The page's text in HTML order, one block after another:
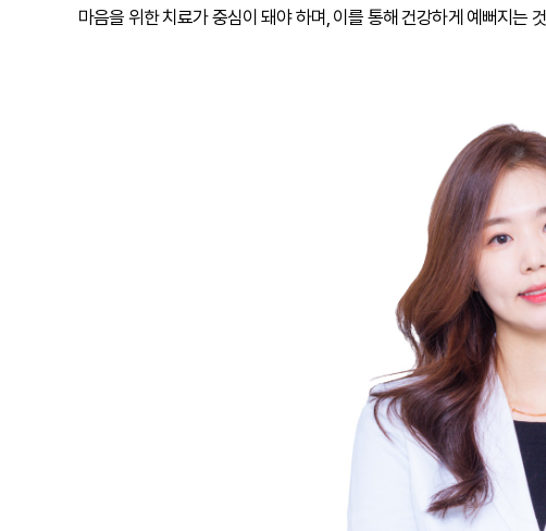
마음을 위한 치료가 중심이 돼야 하며, 이를 통해 건강하게 예뻐지는